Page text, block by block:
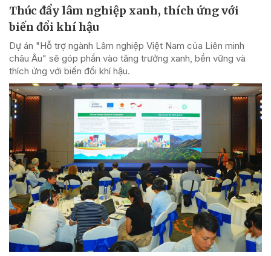
Thúc đẩy lâm nghiệp xanh, thích ứng với
biến đổi khí hậu
Dự án "Hỗ trợ ngành Lâm nghiệp Việt Nam của Liên minh
châu Âu" sẽ góp phần vào tăng trưởng xanh, bền vững và
thích ứng với biến đổi khí hậu.